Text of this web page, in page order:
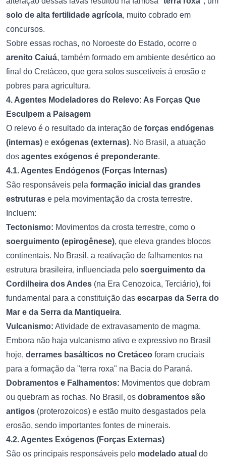
solo de alta fertilidade agrícola, muito cobrado em
concursos.
Sobre essas rochas, no Noroeste do Estado, ocorre o
arenito Caiuá, também formado em ambiente desértico ao
final do Cretáceo, que gera solos suscetíveis à erosão e
pobres para agricultura.
4. Agentes Modeladores do Relevo: As Forças Que
Esculpem a Paisagem
O relevo é o resultado da interação de forças endógenas
(internas) e exógenas (externas). No Brasil, a atuação
dos agentes exógenos é preponderante.
4.1. Agentes Endógenos (Forças Internas)
São responsáveis pela formação inicial das grandes
estruturas e pela movimentação da crosta terrestre.
Incluem:
Tectonismo: Movimentos da crosta terrestre, como o
soerguimento (epirogênese), que eleva grandes blocos
continentais. No Brasil, a reativação de falhamentos na
estrutura brasileira, influenciada pelo soerguimento da
Cordilheira dos Andes (na Era Cenozoica, Terciário), foi
fundamental para a constituição das escarpas da Serra do
Mar e da Serra da Mantiqueira.
Vulcanismo: Atividade de extravasamento de magma.
Embora não haja vulcanismo ativo e expressivo no Brasil
hoje, derrames basálticos no Cretáceo foram cruciais
para a formação da "terra roxa" na Bacia do Paraná.
Dobramentos e Falhamentos: Movimentos que dobram
ou quebram as rochas. No Brasil, os dobramentos são
antigos (proterozoicos) e estão muito desgastados pela
erosão, sendo importantes fontes de minerais.
4.2. Agentes Exógenos (Forças Externas)
São os principais responsáveis pelo modelado atual do